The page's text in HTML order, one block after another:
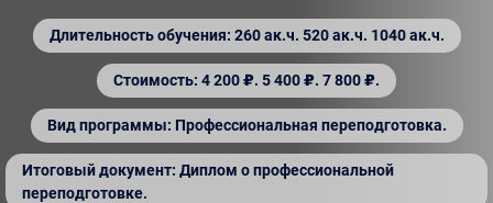
Длительность обучения: 260 ак.ч. 520 ак.ч. 1040 ак.ч.
Стоимость: 4 200 ₽. 5 400 ₽. 7 800 ₽.
Вид программы: Профессиональная переподготовка.
Итоговый документ: Диплом о профессиональной
переподготовке.